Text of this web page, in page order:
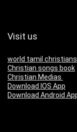
Visit us
world tamil christians
Christian songs book
Christian Medias
Download IOS App
Download Android